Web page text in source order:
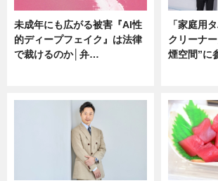
未成年にも広がる被害『AI性
的ディープフェイク』は法律
で裁けるのか│弁…
「家庭用
クリーナ
煙空間”に